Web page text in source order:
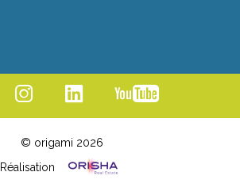
© origami 2026
Réalisation